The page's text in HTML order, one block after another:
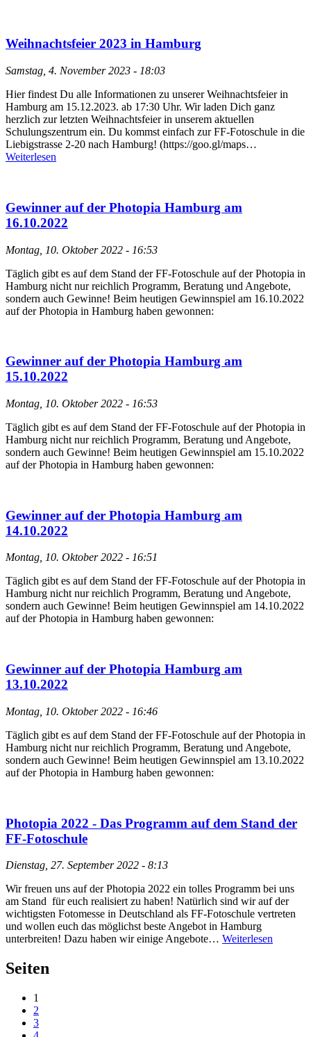
Weihnachtsfeier 2023 in Hamburg
Samstag, 4. November 2023 - 18:03
Hier findest Du alle Informationen zu unserer Weihnachtsfeier in
Hamburg am 15.12.2023. ab 17:30 Uhr. Wir laden Dich ganz
herzlich zur letzten Weihnachtsfeier in unserem aktuellen
Schulungszentrum ein. Du kommst einfach zur FF-Fotoschule in die
Liebigstrasse 2-20 nach Hamburg! (https://goo.gl/maps…
Weiterlesen
Gewinner auf der Photopia Hamburg am
16.10.2022
Montag, 10. Oktober 2022 - 16:53
Täglich gibt es auf dem Stand der FF-Fotoschule auf der Photopia in
Hamburg nicht nur reichlich Programm, Beratung und Angebote,
sondern auch Gewinne! Beim heutigen Gewinnspiel am 16.10.2022
auf der Photopia in Hamburg haben gewonnen:
Gewinner auf der Photopia Hamburg am
15.10.2022
Montag, 10. Oktober 2022 - 16:53
Täglich gibt es auf dem Stand der FF-Fotoschule auf der Photopia in
Hamburg nicht nur reichlich Programm, Beratung und Angebote,
sondern auch Gewinne! Beim heutigen Gewinnspiel am 15.10.2022
auf der Photopia in Hamburg haben gewonnen:
Gewinner auf der Photopia Hamburg am
14.10.2022
Montag, 10. Oktober 2022 - 16:51
Täglich gibt es auf dem Stand der FF-Fotoschule auf der Photopia in
Hamburg nicht nur reichlich Programm, Beratung und Angebote,
sondern auch Gewinne! Beim heutigen Gewinnspiel am 14.10.2022
auf der Photopia in Hamburg haben gewonnen:
Gewinner auf der Photopia Hamburg am
13.10.2022
Montag, 10. Oktober 2022 - 16:46
Täglich gibt es auf dem Stand der FF-Fotoschule auf der Photopia in
Hamburg nicht nur reichlich Programm, Beratung und Angebote,
sondern auch Gewinne! Beim heutigen Gewinnspiel am 13.10.2022
auf der Photopia in Hamburg haben gewonnen:
Photopia 2022 - Das Programm auf dem Stand der
FF-Fotoschule
Dienstag, 27. September 2022 - 8:13
Wir freuen uns auf der Photopia 2022 ein tolles Programm bei uns
am Stand für euch realisiert zu haben! Natürlich sind wir auf der
wichtigsten Fotomesse in Deutschland als FF-Fotoschule vertreten
und wollen euch das möglichst beste Angebot in Hamburg
unterbreiten! Dazu haben wir einige Angebote… Weiterlesen
Seiten
1
2
3